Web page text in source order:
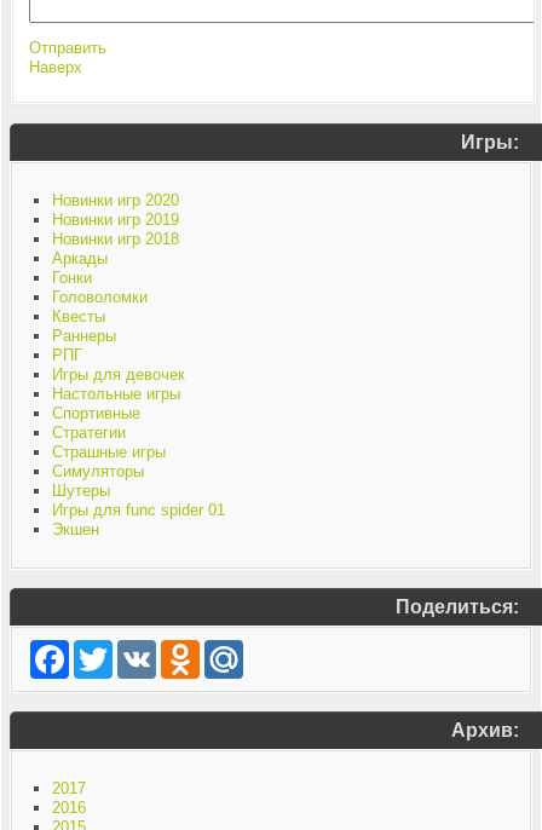
Отправить
Наверх
Игры:
Новинки игр 2020
Новинки игр 2019
Новинки игр 2018
Аркады
Гонки
Головоломки
Квесты
Раннеры
РПГ
Игры для девочек
Настольные игры
Спортивные
Стратегии
Страшные игры
Симуляторы
Шутеры
Игры для func spider 01
Экшен
Поделиться:
Facebook
TwitterVK Odnoklassniki
Mail.Ru
Архив:
2017
2016